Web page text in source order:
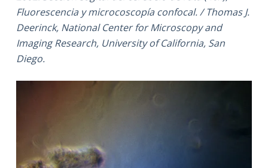
Fluorescencia y microcoscopía confocal. / Thomas J.
Deerinck, National Center for Microscopy and
Imaging Research, University of California, San
Diego.